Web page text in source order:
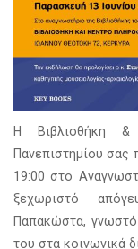
Η Βιβλιοθήκη &
Πανεπιστημίου σας
19:00 στο
ξεχωριστό
Παπακώστα,
του στα κοινωνικά